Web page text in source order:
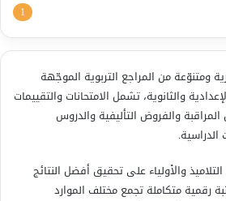
1
ومتنوّعة من المراجع التربوية الموجّهة
والثانوية، تشمل الامتحانات والتقييمات
والفروض التأليفية والدروس
والأولياء على تحقيق أفضل النتائج
رقمية متكاملة تجمع مختلف الموارد